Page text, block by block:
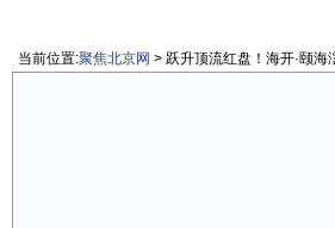
当前位置:聚焦北京网 > 跃升顶流红盘！海开·颐